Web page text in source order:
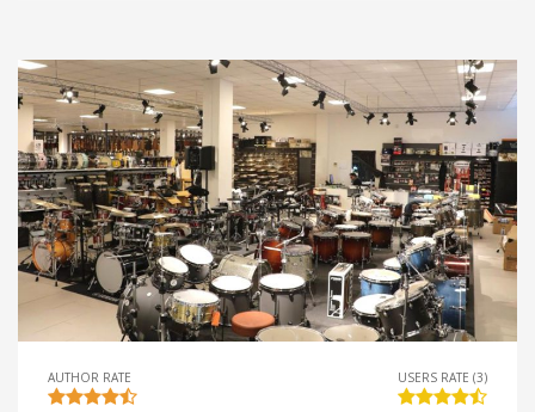
AUTHOR RATE USERS RATE (3)